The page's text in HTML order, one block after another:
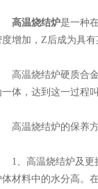
高温烧结炉是一种
度增加，Z后成为具
温烧结炉硬质合金
一体，达到这一过程
温烧结炉的保养
、高温烧结炉及更换
体材料中的水分高。